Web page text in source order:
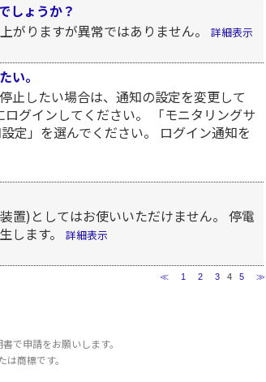
しょうか？
りますが異常ではありません。
詳細表示
い。
止したい場合は、通知の設定を変更して
グインしてください。 「モニタリングサ
定」を選んでください。 ログイン通知を
置)としてはお使いいただけません。 停電
します。
詳細表示
≪ 1 2 3 4 5 ≫
で申請をお願いします。
商標です。